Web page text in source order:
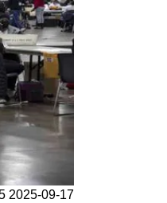
2025-09-17 15:16:25